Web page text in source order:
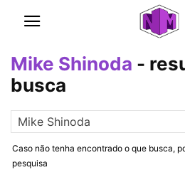
Mike Shinoda -
busca
Caso não tenha encontrado o que busca,
pesquisa